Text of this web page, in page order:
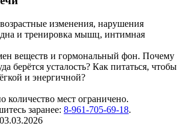
изменения, нарушения
и тренировка мышц, интимная
веществ и гормональный фон. Почему
берётся усталость? Как питаться, чтобы
и энергичной?
количество мест ограничено.
заранее: 8-961-705-69-18.